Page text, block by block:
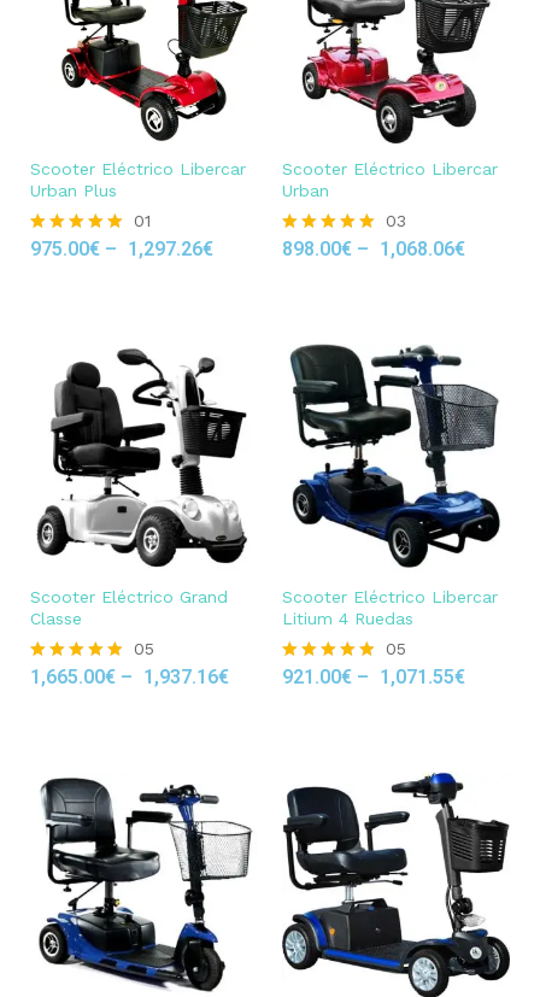
Scooter Eléctrico Libercar
Urban Plus
Rated
01
975.00€ – 1,297.26€
Scooter Eléctrico Libercar
Urban
Rated
03
898.00€ – 1,068.06€
Scooter Eléctrico Grand
Classe
Rated
05
1,665.00€ – 1,937.16€
Scooter Eléctrico Libercar
Litium 4 Ruedas
Rated
05
921.00€ – 1,071.55€